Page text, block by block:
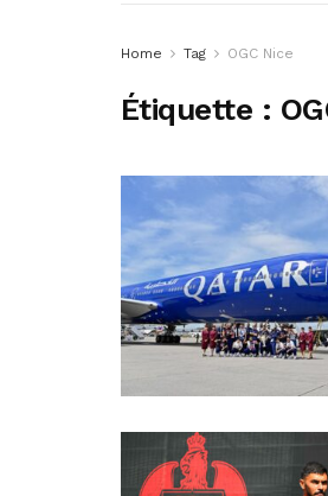
Home Tag OGC Nice
Étiquette :